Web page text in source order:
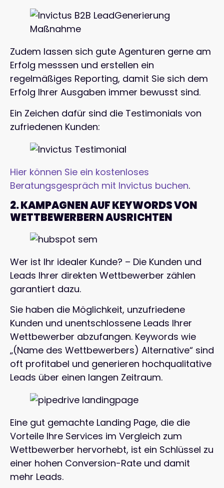
Zudem lassen sich gute Agenturen gerne am
Erfolg messsen und erstellen ein
regelmäßiges Reporting, damit Sie sich dem
Erfolg Ihrer Ausgaben immer bewusst sind.
Ein Zeichen dafür sind die Testimonials von
zufriedenen Kunden:
Hier können Sie ein kostenloses
Beratungsgespräch mit Invictus buchen.
2. KAMPAGNEN AUF KEYWORDS VON
WETTBEWERBERN AUSRICHTEN
Wer ist Ihr idealer Kunde? – Die Kunden und
Leads Ihrer direkten Wettbewerber zählen
garantiert dazu.
Sie haben die Möglichkeit, unzufriedene
Kunden und unentschlossene Leads Ihrer
Wettbewerber abzufangen. Keywords wie
„(Name des Wettbewerbers) Alternative“ sind
oft profitabel und generieren hochqualitative
Leads über einen langen Zeitraum.
Eine gut gemachte Landing Page, die die
Vorteile Ihre Services im Vergleich zum
Wettbewerber hervorhebt, ist ein Schlüssel zu
einer hohen Conversion-Rate und damit
mehr Leads.